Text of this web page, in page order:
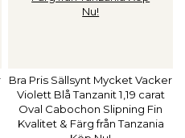
Bra Pris Sällsynt Mycket Vacker
Violett Blå Tanzanit 1,19 carat
Oval Cabochon Slipning Fin
Kvalitet & Färg från Tanzania